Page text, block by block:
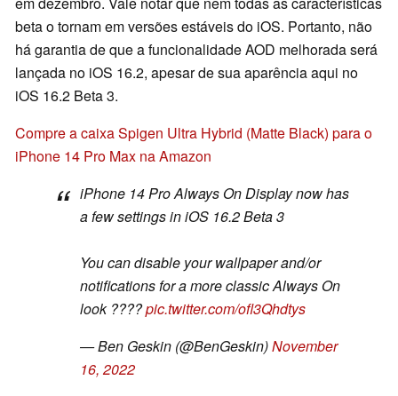
beta o tornam em versões estáveis do iOS. Portanto, não
há garantia de que a funcionalidade AOD melhorada será
lançada no iOS 16.2, apesar de sua aparência aqui no
iOS 16.2 Beta 3.
Compre a caixa Spigen Ultra Hybrid (Matte Black) para o
iPhone 14 Pro Max na Amazon
iPhone 14 Pro Always On Display now has
a few settings in iOS 16.2 Beta 3
You can disable your wallpaper and/or
notifications for a more classic Always On
look ????pic.twitter.com/ofl3Qhdtys
— Ben Geskin (@BenGeskin)November
16, 2022